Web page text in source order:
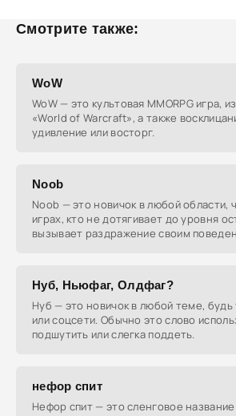
Смотрите также:
WoW
WoW — это культовая MMORPG игра,
«World of Warcraft», а также
удивление или восторг.
Noob
Noob — это новичок в любой области,
играх, кто не дотягивает до уровня
вызывает раздражение своим
Нуб, Ньюфаг, Олдфаг?
Нуб — это новичок в любой теме,
или соцсети. Обычно это слово
подшутить или слегка поддеть.
нефор спит
Нефор спит — это сленговое